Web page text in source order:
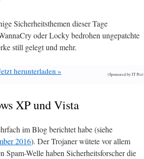
Sicherheitsthemen dieser Tage
oder Locky bedrohen ungepatchte
still gelegt und mehr.
herunterladen » (Sponsored by IT Pro)
XP und Vista
im Blog berichtet habe (siehe
2016). Der Trojaner wütete vor allem
Spam-Welle haben Sicherheitsforscher die